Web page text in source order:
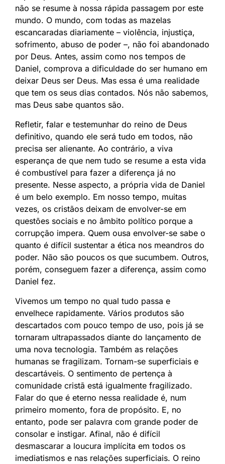
não se resume à nossa rápida passagem por este
mundo. O mundo, com todas as mazelas
escancaradas diariamente – violência, injustiça,
sofrimento, abuso de poder –, não foi abandonado
por Deus. Antes, assim como nos tempos de
Daniel, comprova a dificuldade do ser humano em
deixar Deus ser Deus. Mas essa é uma realidade
que tem os seus dias contados. Nós não sabemos,
mas Deus sabe quantos são.
Refletir, falar e testemunhar do reino de Deus
definitivo, quando ele será tudo em todos, não
precisa ser alienante. Ao contrário, a viva
esperança de que nem tudo se resume a esta vida
é combustível para fazer a diferença já no
presente. Nesse aspecto, a própria vida de Daniel
é um belo exemplo. Em nosso tempo, muitas
vezes, os cristãos deixam de envolver-se em
questões sociais e no âmbito político porque a
corrupção impera. Quem ousa envolver-se sabe o
quanto é difícil sustentar a ética nos meandros do
poder. Não são poucos os que sucumbem. Outros,
porém, conseguem fazer a diferença, assim como
Daniel fez.
Vivemos um tempo no qual tudo passa e
envelhece rapidamente. Vários produtos são
descartados com pouco tempo de uso, pois já se
tornaram ultrapassados diante do lançamento de
uma nova tecnologia. Também as relações
humanas se fragilizam. Tornam-se superficiais e
descartáveis. O sentimento de pertença à
comunidade cristã está igualmente fragilizado.
Falar do que é eterno nessa realidade é, num
primeiro momento, fora de propósito. E, no
entanto, pode ser palavra com grande poder de
consolar e instigar. Afinal, não é difícil
desmascarar a loucura implícita em todos os
imediatismos e nas relações superficiais. O reino